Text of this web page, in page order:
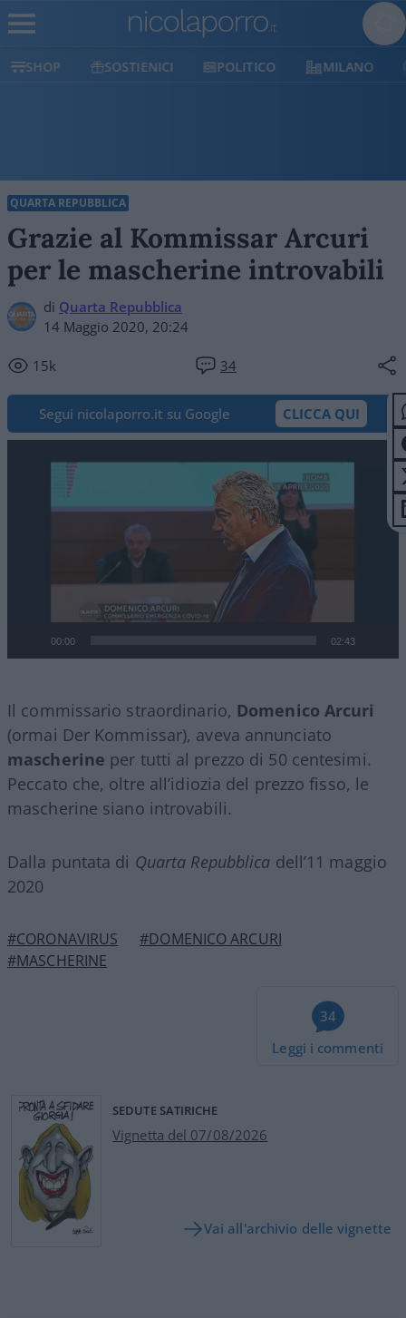
SOSTIENICI POLITICO MILANO
QUARTA REPUBBLICA
Grazie al Kommissar Arcuri
per le mascherine introvabili
di Quarta Repubblica
14 Maggio 2020, 20:24
15k 34
Segui nicolaporro.it su Google CLICCA QUI
00:00 02:43
Il commissario straordinario, Domenico Arcuri
(ormai Der Kommissar), aveva annunciato
mascherine per tutti al prezzo di 50 centesimi.
Peccato che, oltre all’idiozia del prezzo fisso, le
mascherine siano introvabili.
Dalla puntata di Quarta Repubblica dell’11 maggio
2020
#CORONAVIRUS
#DOMENICO ARCURI
#MASCHERINE
34
Leggi i commenti
SEDUTE SATIRICHE
Vignetta del 07/08/2026
Vai all'archivio delle vignette